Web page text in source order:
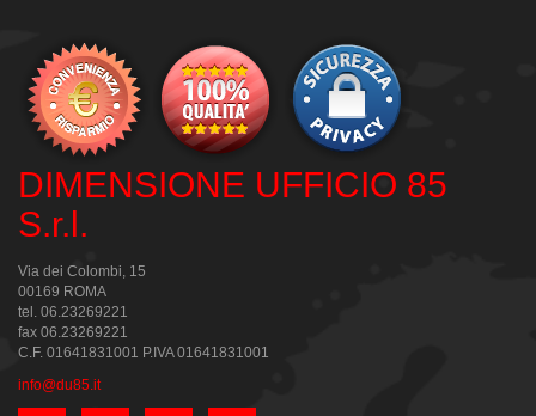
DIMENSIONE UFFICIO 85
S.r.l.
Via dei Colombi, 15
00169 ROMA
tel. 06.23269221
fax 06.23269221
C.F. 01641831001 P.IVA 01641831001
info@du85.it